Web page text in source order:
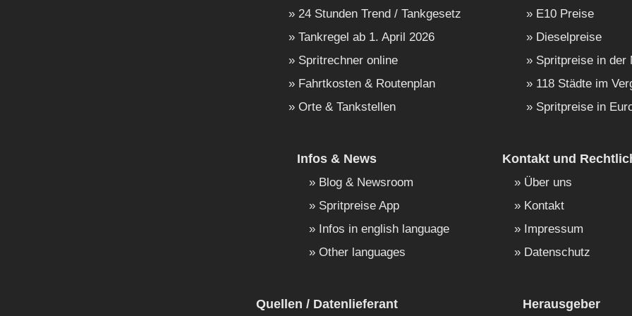
24 Stunden Trend / Tankgesetz
Tankregel ab 1. April 2026
Spritrechner online
Fahrtkosten & Routenplan
Orte & Tankstellen
E10 Preise
Dieselpreise
Spritpreise in der
118 Städte im
Spritpreise in
Infos & News
Blog & Newsroom
Spritpreise App
Infos in english language
Other languages
Kontakt und
Über uns
Kontakt
Impressum
Datenschutz
Quellen / Datenlieferant Herausgeber